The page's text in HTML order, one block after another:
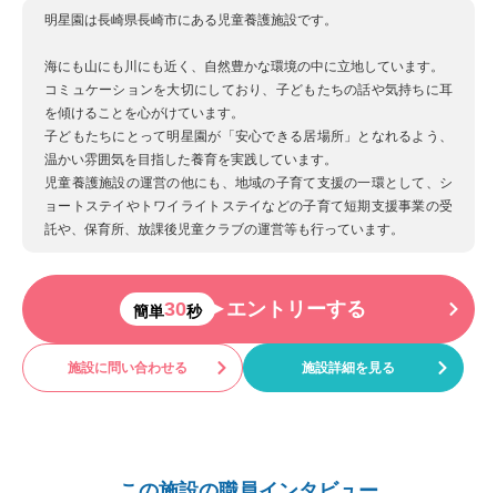
明星園は長崎県長崎市にある児童養護施設です。
海にも山にも川にも近く、自然豊かな環境の中に立地しています。
コミュケーションを大切にしており、子どもたちの話や気持ちに耳
を傾けることを心がけています。
子どもたちにとって明星園が「安心できる居場所」となれるよう、
温かい雰囲気を目指した養育を実践しています。
児童養護施設の運営の他にも、地域の子育て支援の一環として、シ
ョートステイやトワイライトステイなどの子育て短期支援事業の受
託や、保育所、放課後児童クラブの運営等も行っています。
簡単30秒 エントリーする
施設に問い合わせる 施設詳細を見る